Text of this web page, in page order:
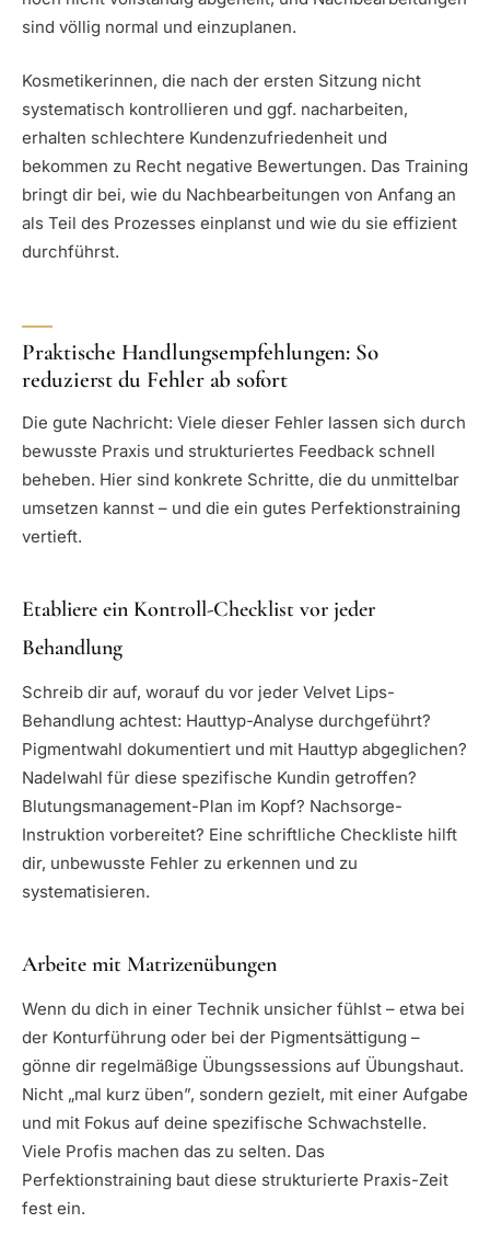
sind völlig normal und einzuplanen.
Kosmetikerinnen, die nach der ersten Sitzung nicht
systematisch kontrollieren und ggf. nacharbeiten,
erhalten schlechtere Kundenzufriedenheit und
bekommen zu Recht negative Bewertungen. Das Training
bringt dir bei, wie du Nachbearbeitungen von Anfang an
als Teil des Prozesses einplanst und wie du sie effizient
durchführst.
Praktische Handlungsempfehlungen: So
reduzierst du Fehler ab sofort
Die gute Nachricht: Viele dieser Fehler lassen sich durch
bewusste Praxis und strukturiertes Feedback schnell
beheben. Hier sind konkrete Schritte, die du unmittelbar
umsetzen kannst – und die ein gutes Perfektionstraining
vertieft.
Etabliere ein Kontroll-Checklist vor jeder
Behandlung
Schreib dir auf, worauf du vor jeder Velvet Lips-
Behandlung achtest: Hauttyp-Analyse durchgeführt?
Pigmentwahl dokumentiert und mit Hauttyp abgeglichen?
Nadelwahl für diese spezifische Kundin getroffen?
Blutungsmanagement-Plan im Kopf? Nachsorge-
Instruktion vorbereitet? Eine schriftliche Checkliste hilft
dir, unbewusste Fehler zu erkennen und zu
systematisieren.
Arbeite mit Matrizenübungen
Wenn du dich in einer Technik unsicher fühlst – etwa bei
der Konturführung oder bei der Pigmentsättigung –
gönne dir regelmäßige Übungssessions auf Übungshaut.
Nicht „mal kurz üben”, sondern gezielt, mit einer Aufgabe
und mit Fokus auf deine spezifische Schwachstelle.
Viele Profis machen das zu selten. Das
Perfektionstraining baut diese strukturierte Praxis-Zeit
fest ein.